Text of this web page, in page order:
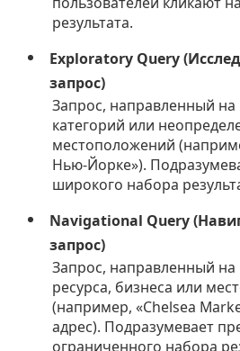
результата.
Exploratory Query
запрос)
Запрос, направленный на
категорий или
местоположений
Нью-Йорке»).
широкого набора
Navigational Query
запрос)
Запрос, направленный на
ресурса, бизнеса или
(например, «Chelsea
адрес). Подразумевает
ограниченного набора